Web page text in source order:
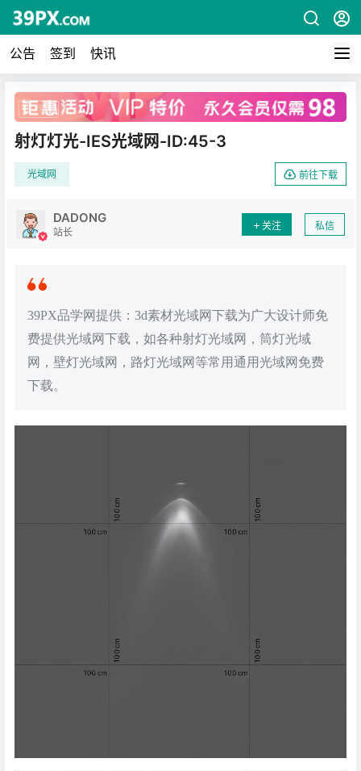
公告 签到 快讯
广告
射灯灯光-IES光域网-ID:45-3
光域网 前往下载
DADONG
站长
关注 私信
39PX品学网提供：3d素材光域网下载为广大设计师免
费提供光域网下载，如各种射灯光域网，筒灯光域
网，壁灯光域网，路灯光域网等常用通用光域网免费
下载。